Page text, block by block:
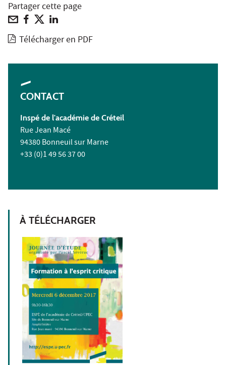
Partager cette page
Télécharger en PDF
CONTACT
Inspé de l'académie de Créteil
Rue Jean Macé
94380 Bonneuil sur Marne
+33 (0)1 49 56 37 00
À TÉLÉCHARGER